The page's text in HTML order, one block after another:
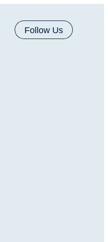
Follow Us